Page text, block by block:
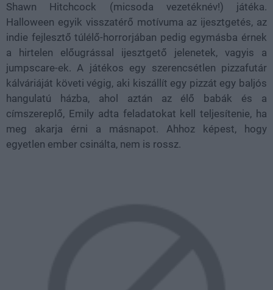
Shawn Hitchcock (micsoda vezetéknév!) játéka.
Halloween egyik visszatérő motívuma az ijesztgetés, az
indie fejlesztő túlélő-horrorjában pedig egymásba érnek
a hirtelen előugrással ijesztgető jelenetek, vagyis a
jumpscare-ek. A játékos egy szerencsétlen pizzafutár
kálváriáját követi végig, aki kiszállít egy pizzát egy baljós
hangulatú házba, ahol aztán az élő babák és a
címszereplő, Emily adta feladatokat kell teljesítenie, ha
meg akarja érni a másnapot. Ahhoz képest, hogy
egyetlen ember csinálta, nem is rossz.